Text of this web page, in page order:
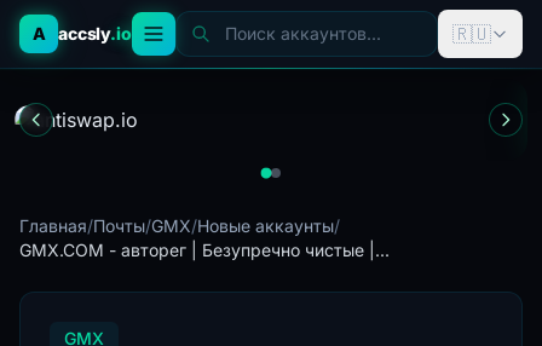
A accsly.io Поиск аккаунтов... 🇷🇺
Главная/Почты/GMX/Новые аккаунты/
GMX.COM - авторег | Безупречно чистые |...
GMX